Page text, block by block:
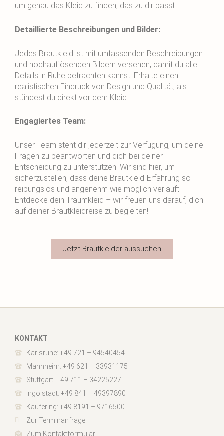
um genau das Kleid zu finden, das zu dir passt.
Detaillierte Beschreibungen und Bilder:
Jedes Brautkleid ist mit umfassenden Beschreibungen
und hochauflösenden Bildern versehen, damit du alle
Details in Ruhe betrachten kannst. Erhalte einen
realistischen Eindruck von Design und Qualität, als
stündest du direkt vor dem Kleid.
Engagiertes Team:
Unser Team steht dir jederzeit zur Verfügung, um deine
Fragen zu beantworten und dich bei deiner
Entscheidung zu unterstützen. Wir sind hier, um
sicherzustellen, dass deine Brautkleid-Erfahrung so
reibungslos und angenehm wie möglich verläuft.
Entdecke dein Traumkleid – wir freuen uns darauf, dich
auf deiner Brautkleidreise zu begleiten!
Jetzt Brautkleider aussuchen
KONTAKT
Karlsruhe: +49 721 – 94540454
Mannheim: +49 621 – 33931175
Stuttgart: +49 711 – 34225227
Ingolstadt: +49 841 – 49397890
Kaufering: +49 8191 – 9716500
Zur Terminanfrage
Zum Kontaktformular